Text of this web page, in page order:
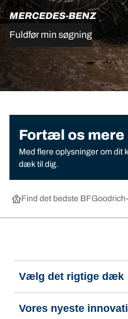
MERCEDES-BENZ
Fuldfør min søgning
Fortæl os mere
Med flere oplysninger om dit
dæk til dig.
Find det bedste
Vælg det rigtige dæk
Vores nyeste